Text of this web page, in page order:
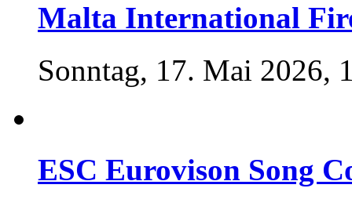
Malta International
Sonntag, 17. Mai 2026,
ESC Eurovison Song